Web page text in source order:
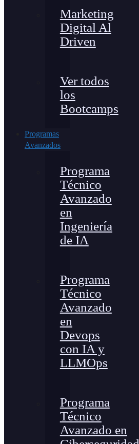
Marketing
Digital Al
Driven
Ver todos
los
Bootcamps
Programas
Avanzados
Programa
Técnico
Avanzado
en
Ingeniería
de IA
Programa
Técnico
Avanzado
en
Devops
con IA y
LLMOps
Programa
Técnico
Avanzado en